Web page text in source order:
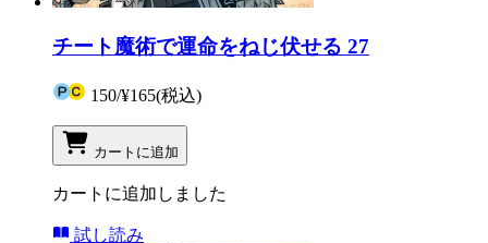
チート魔術で運命をねじ伏せる 27
150/¥165(税込)
カートに追加
カートに追加しました
試し読み